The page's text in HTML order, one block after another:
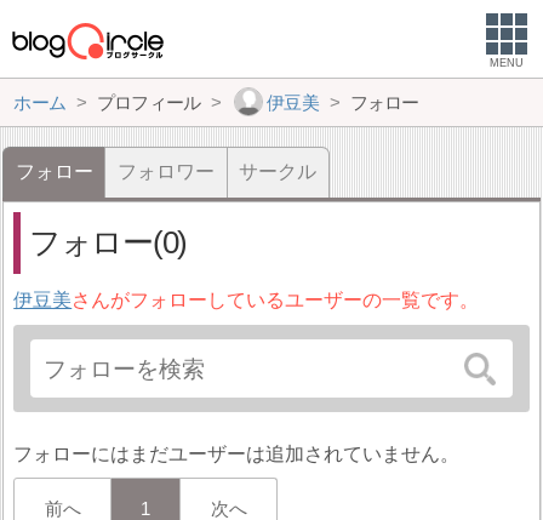
MENU
ホーム プロフィール 伊豆美 フォロー
フォロー フォロワー サークル
フォロー(0)
伊豆美さんがフォローしているユーザーの一覧です。
フォローにはまだユーザーは追加されていません。
前へ 1 次へ